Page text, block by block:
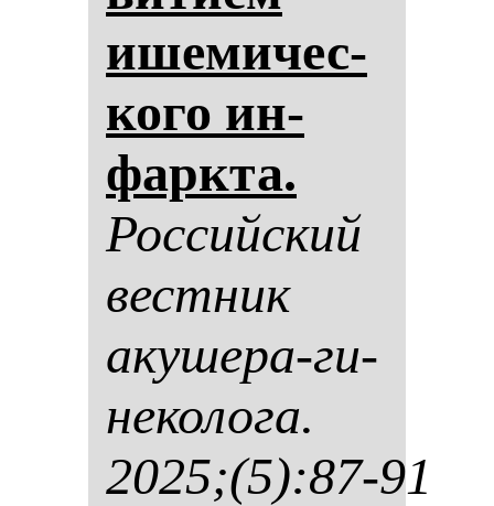
ише­ми­чес­
ко­го ин­
фар­кта.
Рос­сий­ский
вес­тник
аку­ше­ра-ги­
не­ко­ло­га.
2025;(5):87-91